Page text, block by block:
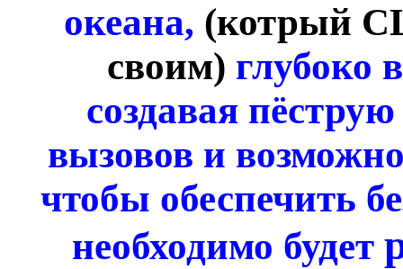
океана, (котрый
своим) глубоко
создавая
вызовов и
чтобы обеспечить
необходимо будет